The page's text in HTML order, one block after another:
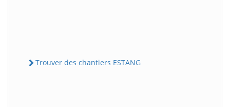
Trouver des chantiers ESTANG